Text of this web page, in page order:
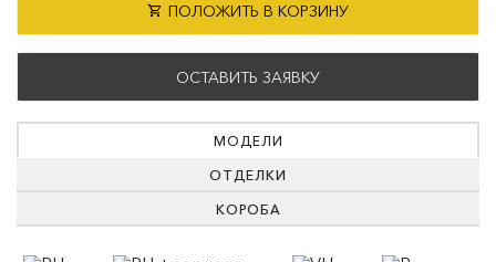
ПОЛОЖИТЬ В КОРЗИНУ
ОСТАВИТЬ ЗАЯВКУ
МОДЕЛИ
ОТДЕЛКИ
КОРОБА